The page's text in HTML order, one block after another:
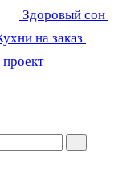
Здоровый сон
на заказ